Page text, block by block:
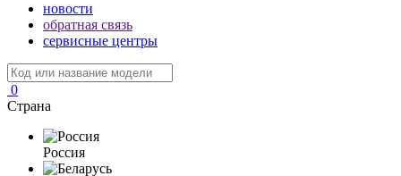
новости
обратная связь
сервисные центры
0
Страна
Россия